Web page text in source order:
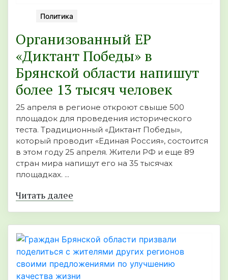
Политика
Организованный ЕР
«Диктант Победы» в
Брянской области напишут
более 13 тысяч человек
25 апреля в регионе откроют свыше 500
площадок для проведения исторического
теста. Традиционный «Диктант Победы»,
который проводит «Единая Россия», состоится
в этом году 25 апреля. Жители РФ и еще 89
стран мира напишут его на 35 тысячах
площадках. ...
Читать далее